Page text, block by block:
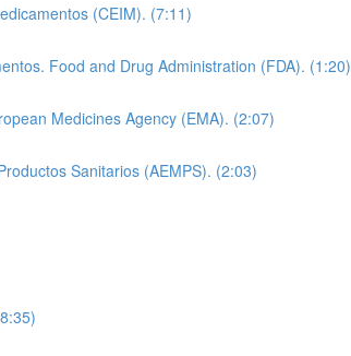
(CEIM). (7:11)
Food and Drug Administration (FDA). (1:20)
Medicines Agency (EMA). (2:07)
Sanitarios (AEMPS). (2:03)